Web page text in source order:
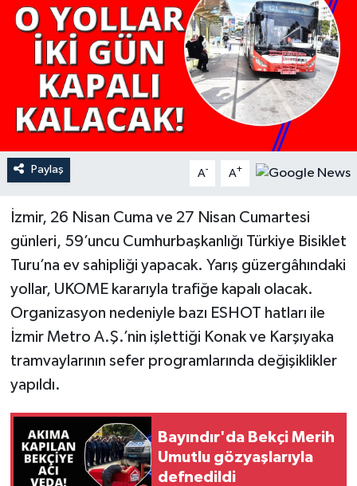
Paylaş A- A+
İzmir, 26 Nisan Cuma ve 27 Nisan Cumartesi
günleri, 59’uncu Cumhurbaşkanlığı Türkiye Bisiklet
Turu’na ev sahipliği yapacak. Yarış güzergâhındaki
yollar, UKOME kararıyla trafiğe kapalı olacak.
Organizasyon nedeniyle bazı ESHOT hatları ile
İzmir Metro A.Ş.’nin işlettiği Konak ve Karşıyaka
tramvaylarının sefer programlarında değişiklikler
yapıldı.
Bayındır'da Bekçi Merih
Umutlu gözyaşlarıyla
defnedildi